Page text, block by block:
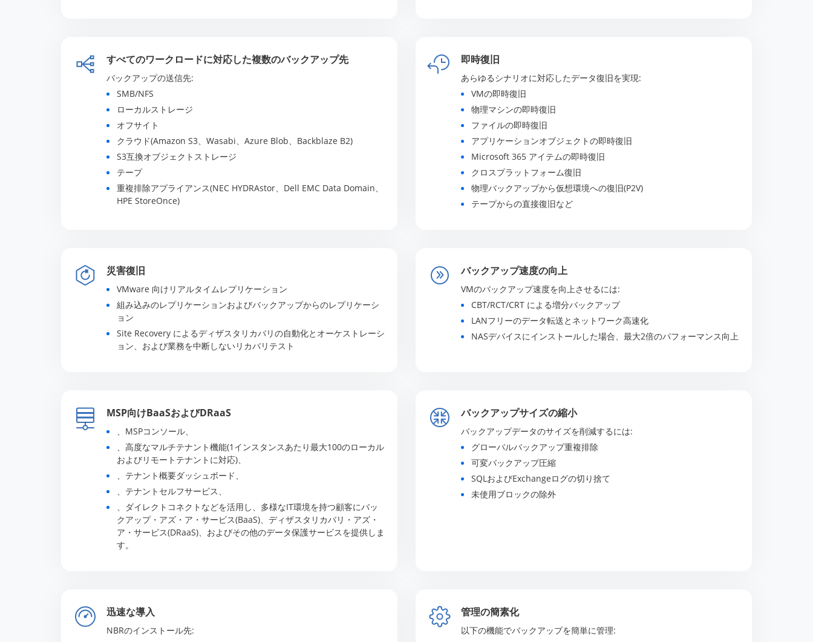
すべてのワークロードに対応した複数のバックアップ先
バックアップの送信先:
SMB/NFS
ローカルストレージ
オフサイト
クラウド(Amazon S3、Wasabi、Azure Blob、Backblaze B2)
S3互換オブジェクトストレージ
テープ
重複排除アプライアンス(NEC HYDRAstor、Dell EMC Data Domain、
HPE StoreOnce)
即時復旧
あらゆるシナリオに対応したデータ復旧を実現:
VMの即時復旧
物理マシンの即時復旧
ファイルの即時復旧
アプリケーションオブジェクトの即時復旧
Microsoft 365 アイテムの即時復旧
クロスプラットフォーム復旧
物理バックアップから仮想環境への復旧(P2V)
テープからの直接復旧など
災害復旧
VMware 向けリアルタイムレプリケーション
組み込みのレプリケーションおよびバックアップからのレプリケーシ
ョン
Site Recovery によるディザスタリカバリの自動化とオーケストレーシ
ョン、および業務を中断しないリカバリテスト
バックアップ速度の向上
VMのバックアップ速度を向上させるには:
CBT/RCT/CRT による増分バックアップ
LANフリーのデータ転送とネットワーク高速化
NASデバイスにインストールした場合、最大2倍のパフォーマンス向上
MSP向けBaaSおよびDRaaS
、MSPコンソール、
、高度なマルチテナント機能(1インスタンスあたり最大100のローカル
およびリモートテナントに対応)、
、テナント概要ダッシュボード、
、テナントセルフサービス、
、ダイレクトコネクトなどを活用し、多様なIT環境を持つ顧客にバッ
クアップ・アズ・ア・サービス(BaaS)、ディザスタリカバリ・アズ・
ア・サービス(DRaaS)、およびその他のデータ保護サービスを提供しま
す。
バックアップサイズの縮小
バックアップデータのサイズを削減するには:
グローバルバックアップ重複排除
可変バックアップ圧縮
SQLおよびExchangeログの切り捨て
未使用ブロックの除外
迅速な導入
NBRのインストール先:
管理の簡素化
以下の機能でバックアップを簡単に管理: